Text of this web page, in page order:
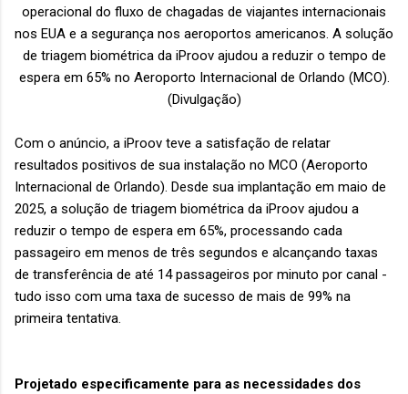
operacional do fluxo de chagadas de viajantes internacionais
nos EUA e a segurança nos aeroportos americanos. A solução
de triagem biométrica da iProov ajudou a reduzir o tempo de
espera em 65% no Aeroporto Internacional de Orlando (MCO).
(Divulgação)
Com o anúncio, a iProov teve a satisfação de relatar
resultados positivos de sua instalação no MCO (Aeroporto
Internacional de Orlando). Desde sua implantação em maio de
2025, a solução de triagem biométrica da iProov ajudou a
reduzir o tempo de espera em 65%, processando cada
passageiro em menos de três segundos e alcançando taxas
de transferência de até 14 passageiros por minuto por canal -
tudo isso com uma taxa de sucesso de mais de 99% na
primeira tentativa.
Projetado especificamente para as necessidades dos